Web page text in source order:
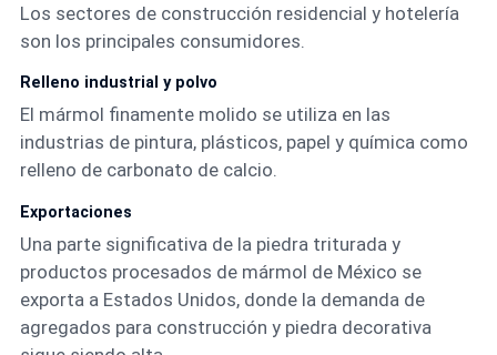
Los sectores de construcción residencial y hotelería
son los principales consumidores.
Relleno industrial y polvo
El mármol finamente molido se utiliza en las
industrias de pintura, plásticos, papel y química como
relleno de carbonato de calcio.
Exportaciones
Una parte significativa de la piedra triturada y
productos procesados de mármol de México se
exporta a Estados Unidos, donde la demanda de
agregados para construcción y piedra decorativa